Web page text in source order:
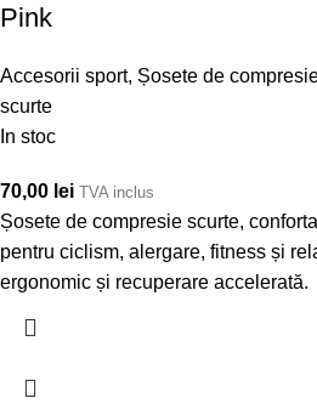
Pink
Accesorii sport, Șosete de
scurte
In stoc
70,00 lei TVA inclus
Șosete de compresie scurte,
pentru ciclism, alergare, fitness și
ergonomic și recuperare accelerată.